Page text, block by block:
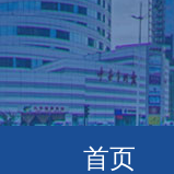
首页